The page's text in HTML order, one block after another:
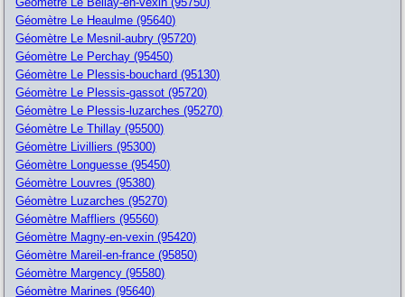
Géomètre Le Heaulme (95640)
Géomètre Le Mesnil-aubry (95720)
Géomètre Le Perchay (95450)
Géomètre Le Plessis-bouchard (95130)
Géomètre Le Plessis-gassot (95720)
Géomètre Le Plessis-luzarches (95270)
Géomètre Le Thillay (95500)
Géomètre Livilliers (95300)
Géomètre Longuesse (95450)
Géomètre Louvres (95380)
Géomètre Luzarches (95270)
Géomètre Maffliers (95560)
Géomètre Magny-en-vexin (95420)
Géomètre Mareil-en-france (95850)
Géomètre Margency (95580)
Géomètre Marines (95640)